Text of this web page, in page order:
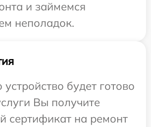
и займемся
неполадок.
устройство будет готово
Вы получите
сертификат на ремонт